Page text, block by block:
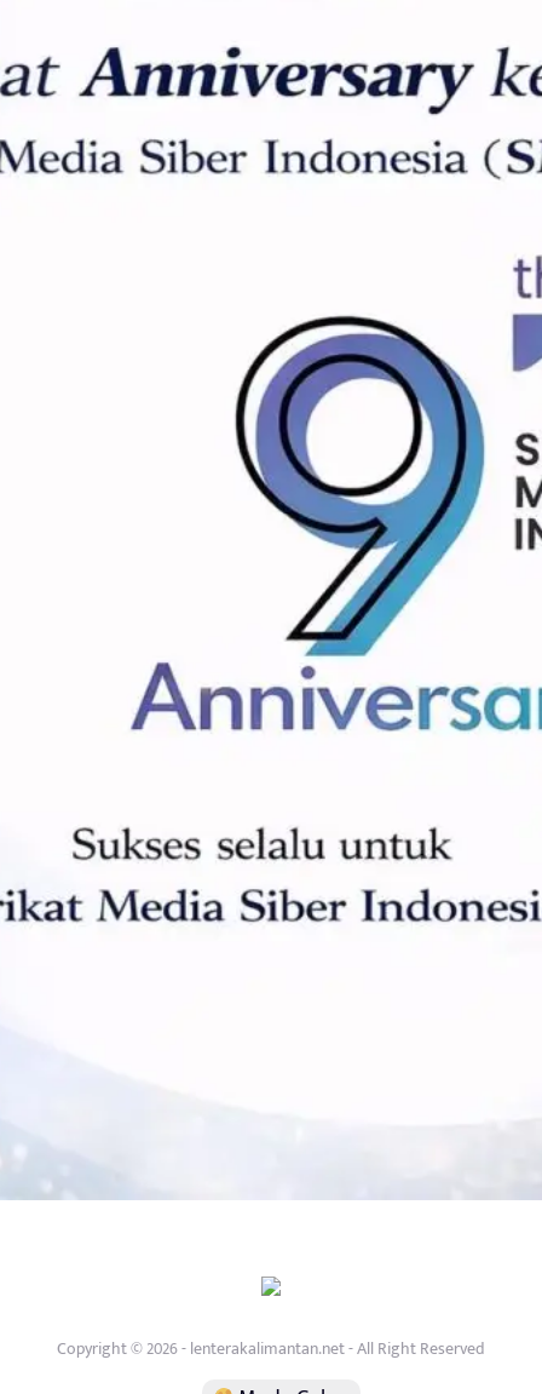
Copyright © 2026 - lenterakalimantan.net - All Right Reserved